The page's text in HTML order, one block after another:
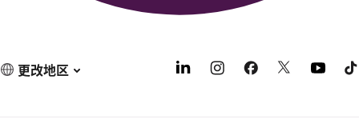
更改地区